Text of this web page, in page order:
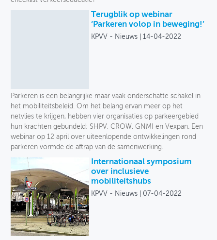
Terugblik op webinar
‘Parkeren volop in beweging!’
KPVV - Nieuws 14-04-2022
Parkeren is een belangrijke maar vaak onderschatte schakel in
het mobiliteitsbeleid. Om het belang ervan meer op het
netvlies te krijgen, hebben vier organisaties op parkeergebied
hun krachten gebundeld: SHPV, CROW, GNMI en Vexpan. Een
webinar op 12 april over uiteenlopende ontwikkelingen rond
parkeren vormde de aftrap van de samenwerking.
Internationaal symposium
over inclusieve
mobiliteitshubs
KPVV - Nieuws 07-04-2022